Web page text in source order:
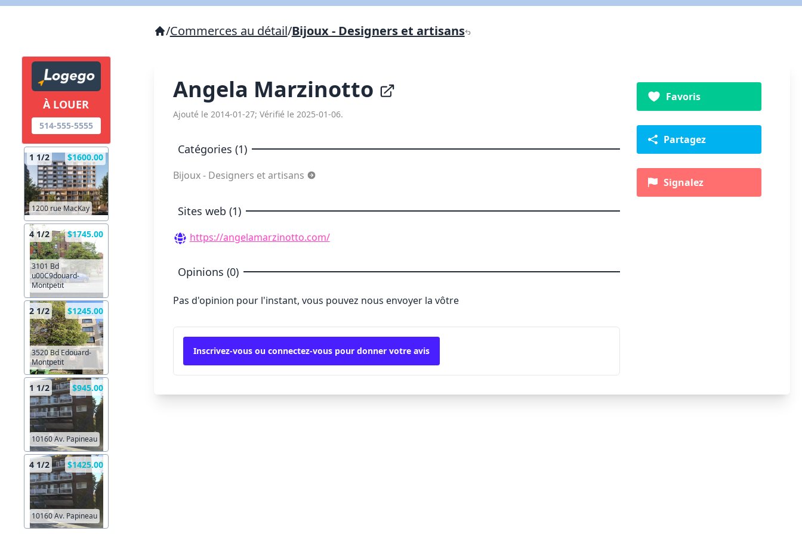
À LOUER
514-555-5555
1 1/2 $1600.00
1200 rue MacKay
4 1/2 $1745.00
3101 Bd
u00C9douard-
Montpetit
2 1/2 $1245.00
3520 Bd Edouard-
Montpetit
1 1/2 $945.00
10160 Av. Papineau
4 1/2 $1425.00
10160 Av. Papineau
/Commerces au détail/Bijoux - Designers et artisans
Angela Marzinotto
Ajouté le 2014-01-27; Vérifié le 2025-01-06.
Catégories (1)
Bijoux - Designers et artisans
Sites web (1)
https://angelamarzinotto.com/
Opinions (0)
Pas d'opinion pour l'instant, vous pouvez nous envoyer la vôtre
Inscrivez-vous ou connectez-vous pour donner votre avis
Favoris
Partagez
Signalez
X Fermer